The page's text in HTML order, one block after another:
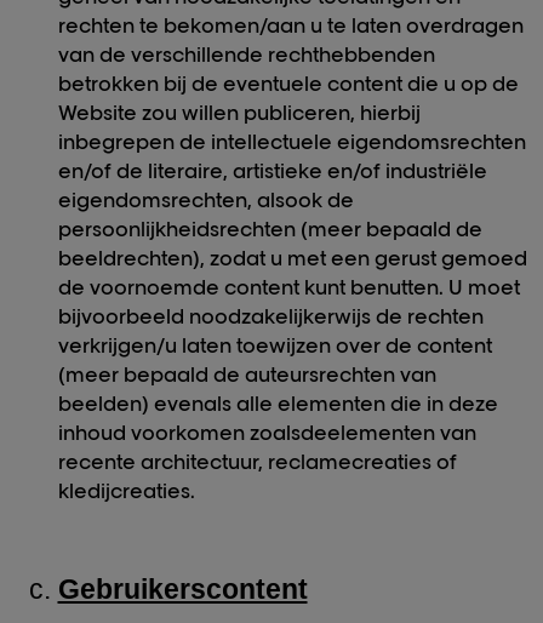
rechten te bekomen/aan u te laten overdragen
van de verschillende rechthebbenden
betrokken bij de eventuele content die u op de
Website zou willen publiceren, hierbij
inbegrepen de intellectuele eigendomsrechten
en/of de literaire, artistieke en/of industriële
eigendomsrechten, alsook de
persoonlijkheidsrechten (meer bepaald de
beeldrechten), zodat u met een gerust gemoed
de voornoemde content kunt benutten. U moet
bijvoorbeeld noodzakelijkerwijs de rechten
verkrijgen/u laten toewijzen over de content
(meer bepaald de auteursrechten van
beelden) evenals alle elementen die in deze
inhoud voorkomen zoalsdeelementen van
recente architectuur, reclamecreaties of
kledijcreaties.
Gebruikerscontent